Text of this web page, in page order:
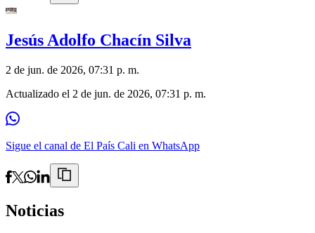
Jesús Adolfo Chacín Silva
2 de jun. de 2026, 07:31 p. m.
Actualizado el 2 de jun. de 2026, 07:31 p. m.
Sigue el canal de El País Cali en WhatsApp
Noticias